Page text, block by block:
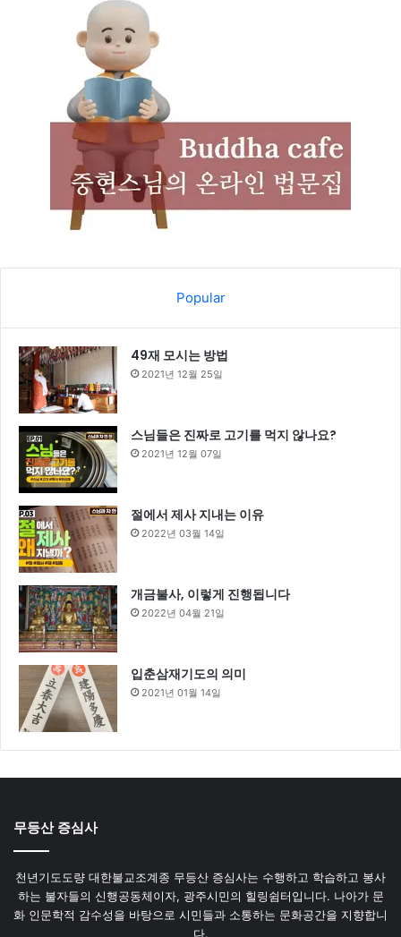
Popular
49재 모시는 방법
2021년 12월 25일
스님들은 진짜로 고기를 먹지 않나요?
2021년 12월 07일
절에서 제사 지내는 이유
2022년 03월 14일
개금불사, 이렇게 진행됩니다
2022년 04월 21일
입춘삼재기도의 의미
2021년 01월 14일
무등산 증심사
천년기도도량 대한불교조계종 무등산 증심사는 수행하고 학습하고 봉사
하는 불자들의 신행공동체이자, 광주시민의 힐링쉼터입니다. 나아가 문
화 인문학적 감수성을 바탕으로 시민들과 소통하는 문화공간을 지향합니
다.